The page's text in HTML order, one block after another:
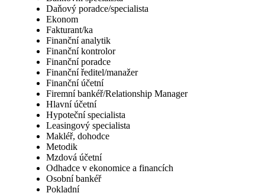
Daňový poradce/specialista
Ekonom
Fakturant/ka
Finanční analytik
Finanční kontrolor
Finanční poradce
Finanční ředitel/manažer
Finanční účetní
Firemní bankéř/Relationship Manager
Hlavní účetní
Hypoteční specialista
Leasingový specialista
Makléř, dohodce
Metodik
Mzdová účetní
Odhadce v ekonomice a financích
Osobní bankéř
Pokladní